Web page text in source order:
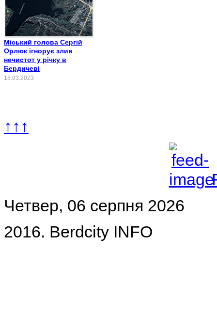
Міський голова Сергій
Орлюк ігнорує злив
нечистот у річку в
Бердичеві
18.03.2023
↑↑↑
Четвер, 06 серпня 2026
2016. Berdcity INFO